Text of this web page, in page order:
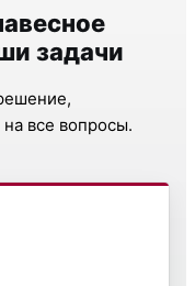
задачи
все вопросы.